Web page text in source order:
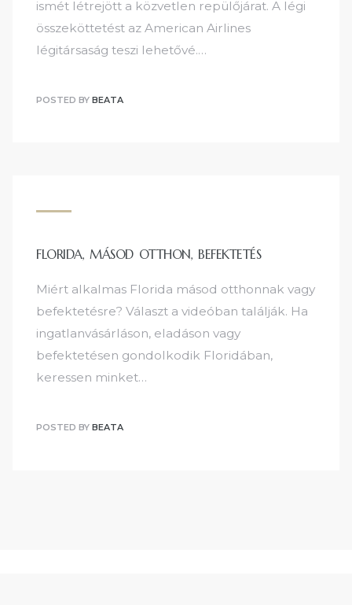
ismét létrejött a közvetlen repülőjárat. A légi
összeköttetést az American Airlines
légitársaság teszi lehetővé.…
POSTED BY BEATA
FLORIDA, MÁSOD OTTHON, BEFEKTETÉS
Miért alkalmas Florida másod otthonnak vagy
befektetésre? Választ a videóban találják. Ha
ingatlanvásárláson, eladáson vagy
befektetésen gondolkodik Floridában,
keressen minket…
POSTED BY BEATA